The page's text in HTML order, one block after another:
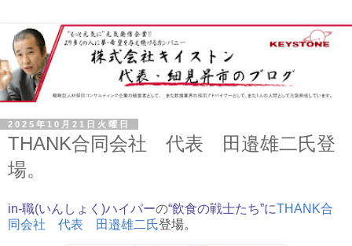
2025年10月21日火曜日
THANK合同会社 代表 田邉雄二氏登
場。
in-職(いん しょく )ハイパーの“飲食の戦士たち”にTHANK合
同会社 代表 田邉雄二氏登場。